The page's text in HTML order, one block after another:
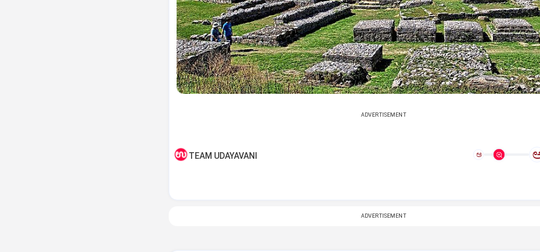
ADVERTISEMENT
TEAM UDAYAVANI ಅ
ADVERTISEMENT